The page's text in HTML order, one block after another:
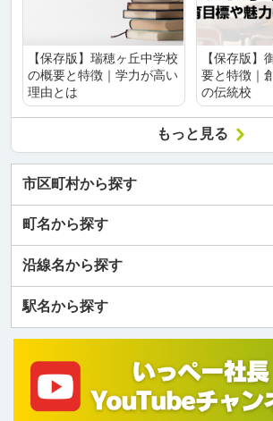
【保存版】瑞穂ヶ丘中学校
の概要と特徴｜学力が高い
理由とは
【保存版】
要と特徴｜
の伝統校
もっと見る
市区町村から探す
町名から探す
沿線名から探す
駅名から探す